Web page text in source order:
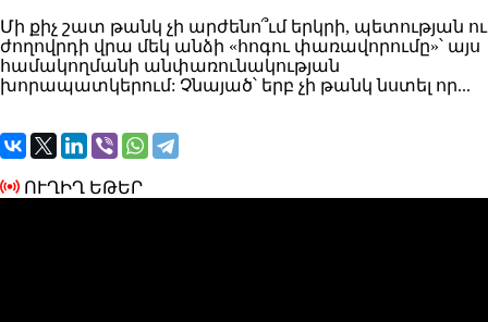
Մի քիչ շատ թանկ չի արժենո՞ւմ երկրի, պետության ու
ժողովրդի վրա մեկ անձի «հոգու փառավորումը»՝ այս
համակողմանի անփառունակության
խորապատկերում: Չնայած՝ երբ չի թանկ նստել որ...
ՈՒՂԻՂ ԵԹԵՐ